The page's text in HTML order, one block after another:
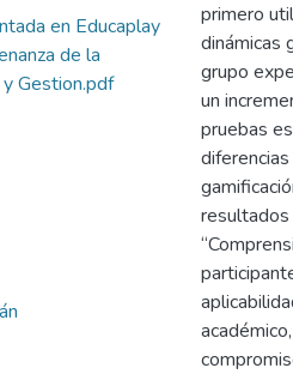
en Educaplay
de la
Gestion.pdf
primero
dinámicas
grupo
un
pruebas
resultados